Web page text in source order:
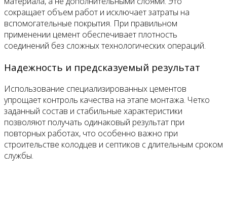
сокращает объем работ и исключает затраты на
вспомогательные покрытия. При правильном
применении цемент обеспечивает плотность
соединений без сложных технологических операций.
Надежность и предсказуемый результат
Использование специализированных цементов
упрощает контроль качества на этапе монтажа. Четко
заданный состав и стабильные характеристики
позволяют получать одинаковый результат при
повторных работах, что особенно важно при
строительстве колодцев и септиков с длительным сроком
службы.